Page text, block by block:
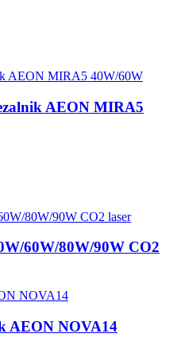
AEON MIRA5
60W/80W/90W CO2
AEON NOVA14